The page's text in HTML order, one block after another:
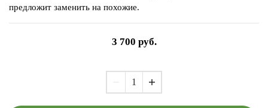
предложит заменить на похожие.
3 700 руб.